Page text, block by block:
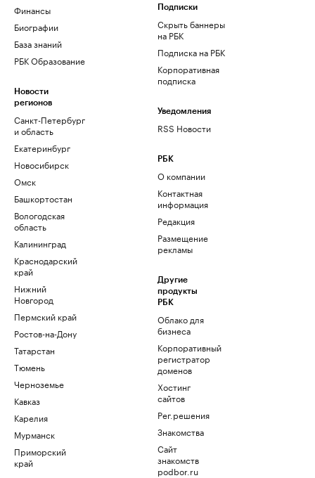
Финансы
Биографии
База знаний
РБК Образование
Новости
регионов
Санкт-Петербург
и область
Екатеринбург
Новосибирск
Омск
Башкортостан
Вологодская
область
Калининград
Краснодарский
край
Нижний
Новгород
Пермский край
Ростов-на-Дону
Татарстан
Тюмень
Черноземье
Кавказ
Карелия
Мурманск
Приморский
край
Подписки
Скрыть баннеры
на РБК
Подписка на РБК
Корпоративная
подписка
Уведомления
RSS Новости
РБК
О компании
Контактная
информация
Редакция
Размещение
рекламы
Другие
продукты
РБК
Облако для
бизнеса
Корпоративный
регистратор
доменов
Хостинг
сайтов
Рег.решения
Знакомства
Сайт
знакомств
podbor.ru